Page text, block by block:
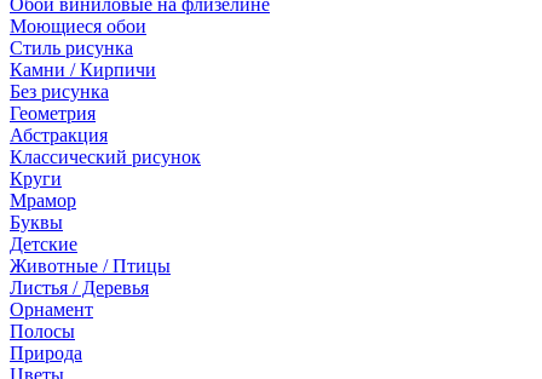
Обои виниловые на флизелине
Моющиеся обои
Стиль рисунка
Камни / Кирпичи
Без рисунка
Геометрия
Абстракция
Классический рисунок
Круги
Мрамор
Буквы
Детские
Животные / Птицы
Листья / Деревья
Орнамент
Полосы
Природа
Цветы